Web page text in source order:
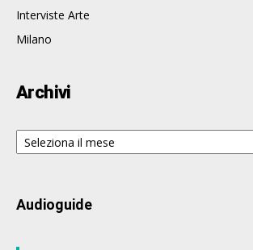
Interviste Arte
Milano
Archivi
Archivi
Audioguide